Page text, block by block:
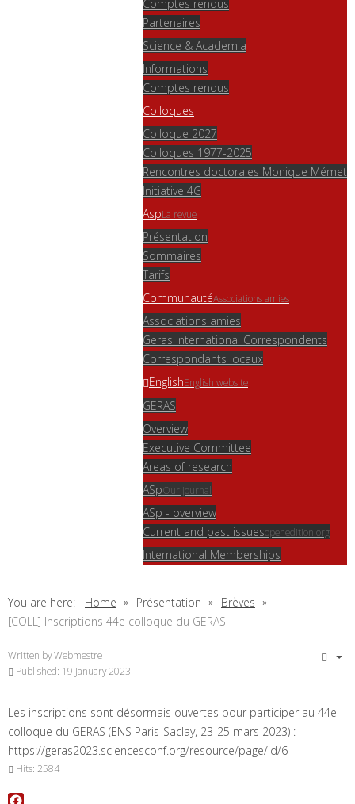
Comptes rendus
Partenaires
Science & Academia
Informations
Comptes rendus
Colloques
Colloque 2027
Colloques 1977-2025
Rencontres doctorales Monique Mémet
Initiative 4G
AspLa revue
Présentation
Sommaires
Tarifs
CommunautéAssociations amies
Associations amies
Geras International Correspondents
Correspondants locaux
EnglishEnglish website
GERAS
Overview
Executive Committee
Areas of research
ASpOur journal
ASp - overview
Current and past issuesopenedition.org
International Memberships
You are here: Home Présentation
Brèves
[COLL] Inscriptions 44e colloque du GERAS
Written byWebmestre
Published: 19 January 2023
Les inscriptions sont désormais ouvertes pour participer au 44e
colloque du GERAS (ENS Paris-Saclay, 23-25 mars 2023) :
https://geras2023.sciencesconf.org/resource/page/id/6
Hits: 2584